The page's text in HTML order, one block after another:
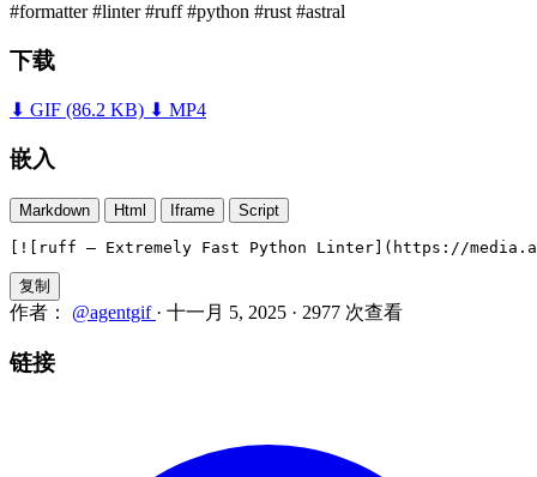
#formatter#linter#ruff#python #rust #astral
下载
⬇ GIF (86.2 KB) ⬇ MP4
嵌入
Markdown Html Iframe Script
[![ruff — Extremely Fast Python Linter](https://
复制
作者： @agentgif · 十一月 5, 2025 · 2977 次查看
链接